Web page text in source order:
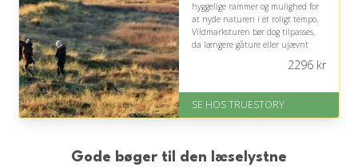
hyggelige rammer og mulighed for
at nyde naturen i et roligt tempo.
Vildmarksturen bør dog tilpasses,
da længere gåture eller ujævnt
Eller lav digitalt gavekort med det
på 4.7 ud af 5
2296kr
SE HOS TRUESTORY
Gode bøger til den læselystne